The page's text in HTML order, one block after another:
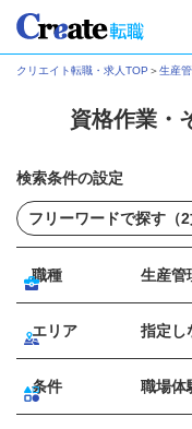
クリエイト転職・求人TOP ＞生産
資格作業・
検索条件の設定
職種 生産管
エリア 指定し
条件 職場体